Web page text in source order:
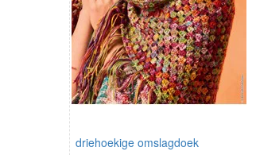
driehoekige omslagdoek